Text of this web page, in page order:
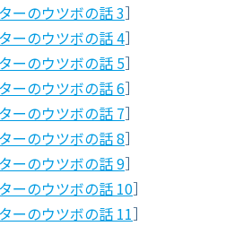
ーのウツボの話 3］
ーのウツボの話 4］
ーのウツボの話 5］
ーのウツボの話 6］
ーのウツボの話 7］
ーのウツボの話 8］
ーのウツボの話 9］
ーのウツボの話 10］
ーのウツボの話 11］